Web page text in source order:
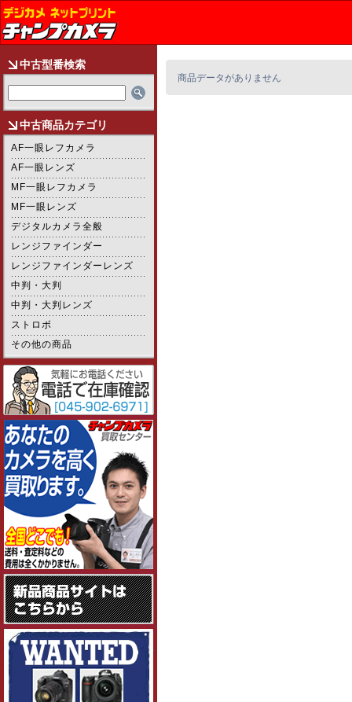
中古型番検索
中古商品カテゴリ
AF一眼レフカメラ
AF一眼レンズ
MF一眼レフカメラ
MF一眼レンズ
デジタルカメラ全般
レンジファインダー
レンジファインダーレンズ
中判・大判
中判・大判レンズ
ストロボ
その他の商品
商品データがありません